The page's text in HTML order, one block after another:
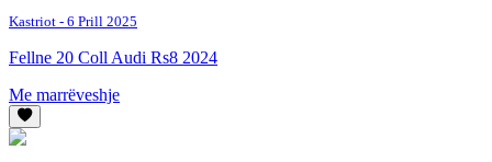
Kastriot - 6 Prill 2025
Fellne 20 Coll Audi Rs8 2024
Me marrëveshje